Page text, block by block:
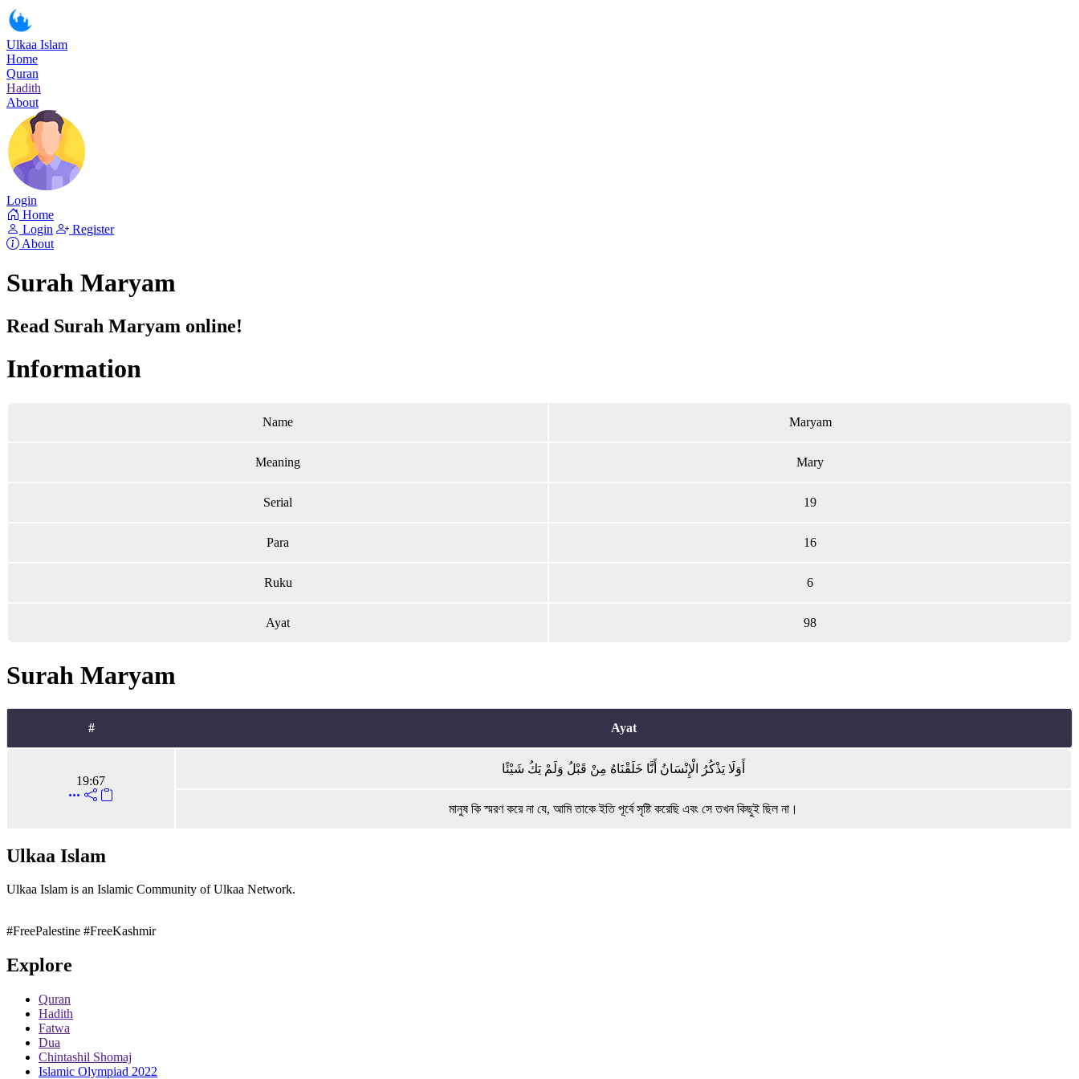
Ulkaa Islam
Home
Quran
Hadith
About
Login
Home
Login
Register
About
Surah Maryam
Read Surah Maryam online!
Information
Name Maryam
Meaning Mary
Serial 19
Para 16
Ruku 6
Ayat 98
Surah Maryam
# Ayat
19:67
أَوَلَا يَذْكُرُ الْإِنْسَانُ أَنَّا خَلَقْنَاهُ مِنْ قَبْلُ وَلَمْ يَكُ شَيْئًا
মানুষ কি স্মরণ করে না যে, আমি তাকে ইতি পূর্বে সৃষ্টি করেছি এবং সে তখন কিছুই ছিল না।
Ulkaa Islam
Ulkaa Islam is an Islamic Community of Ulkaa Network.
#FreePalestine #FreeKashmir
Explore
Quran
Hadith
Fatwa
Dua
Chintashil Shomaj
Islamic Olympiad 2022